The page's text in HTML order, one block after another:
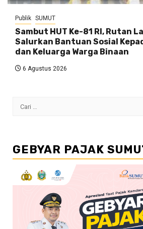
Publik SUMUT
Sambut HUT Ke-81 RI, Rutan
Salurkan Bantuan Sosial
dan Keluarga Warga Binaan
6 Agustus 2026
Cari
GEBYAR PAJAK